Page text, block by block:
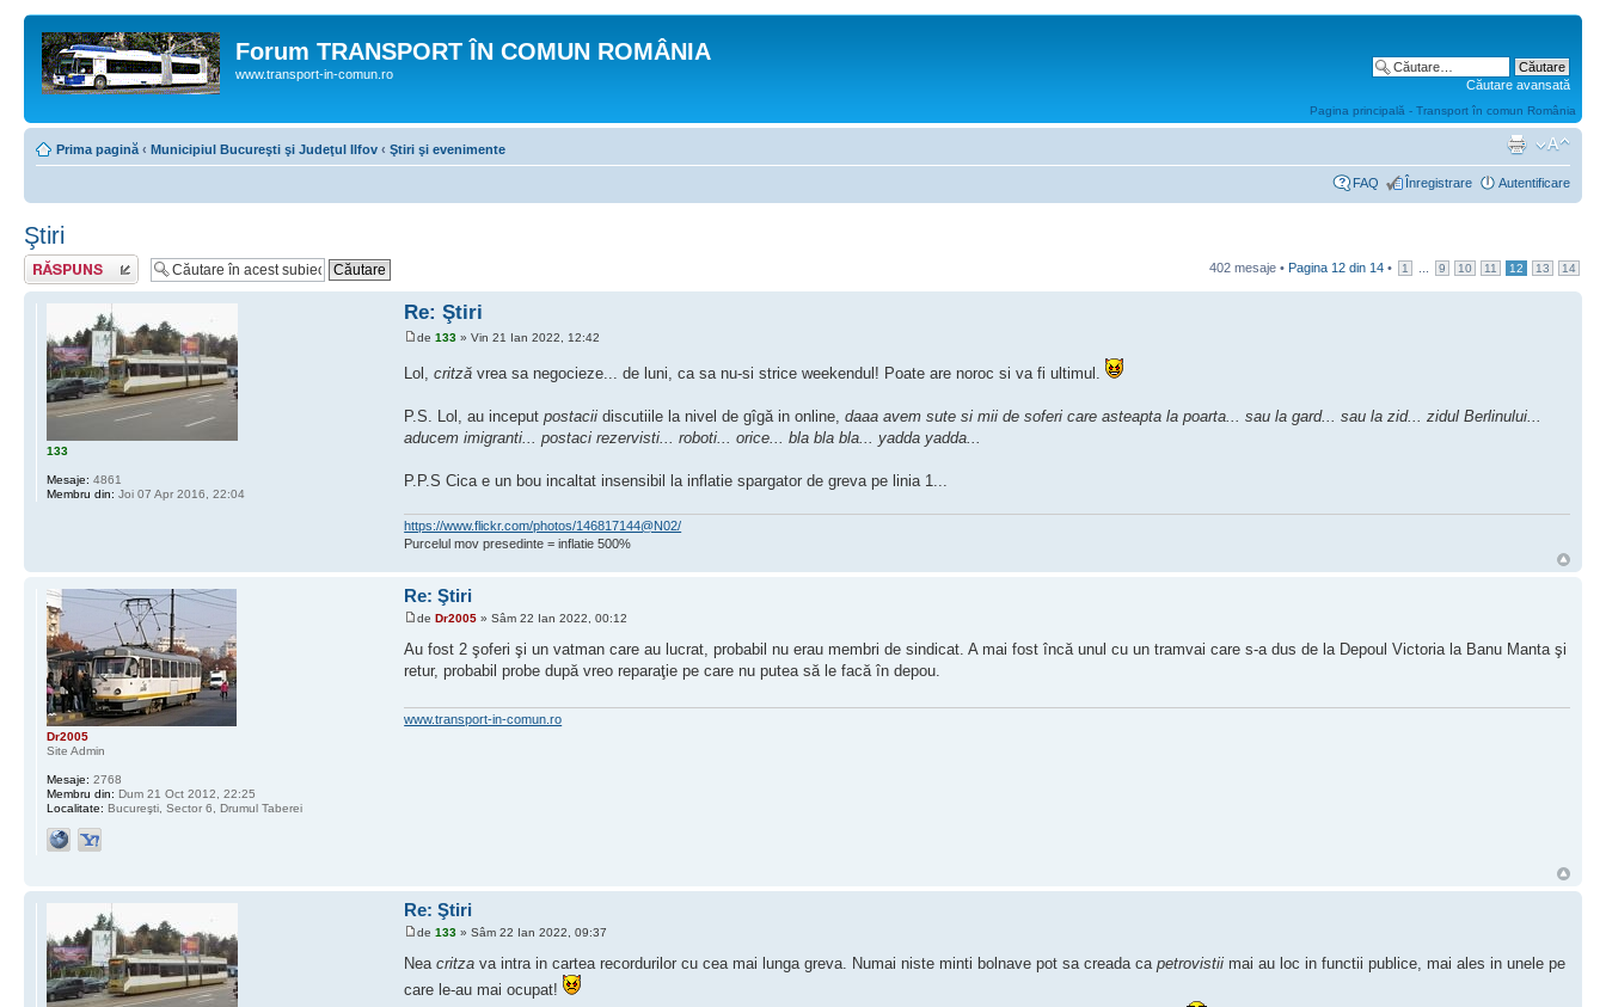
Forum TRANSPORT ÎN COMUN ROMÂNIA
www.transport-in-comun.ro
Căutare avansată
Pagina principală - Transport în comun România
Prima pagină ‹ Municipiul Bucureşti şi Judeţul Ilfov ‹ Ştiri şi evenimente
FAQ Înregistrare Autentificare
Ştiri
Răspunde 402 mesaje • Pagina 12 din 14 • 1 9 10 11 12 13 14
Re: Ştiri
de133 » Vin 21 Ian 2022, 12:42
Lol,critză vrea sa negocieze... de luni, ca sa nu-si strice weekendul! Poate are noroc si va fi ultimul.
P.S. Lol, au inceputpostacii discutiile la nivel de gîgă in online,daaa avem sute si mii de soferi care asteapta la poarta... sau la gard... sau la zid... zidul Berlinului...
aducem imigranti... postaci rezervisti... roboti... orice... bla bla bla... yadda yadda...
P.P.S Cica e un bou incaltat insensibil la inflatie spargator de greva pe linia 1...
https://www.flickr.com/photos/146817144@N02/
Purcelul mov presedinte = inflatie 500%
133
Mesaje: 4861
Membru din: Joi 07 Apr 2016, 22:04
Re: Ştiri
deDr2005 » Sâm 22 Ian 2022, 00:12
Au fost 2 şoferi şi un vatman care au lucrat, probabil nu erau membri de sindicat. A mai fost încă unul cu un tramvai care s-a dus de la Depoul Victoria la Banu Manta şi
retur, probabil probe după vreo reparaţie pe care nu putea să le facă în depou.
www.transport-in-comun.ro
Dr2005
Site Admin
Mesaje: 2768
Membru din: Dum 21 Oct 2012, 22:25
Localitate: Bucureşti, Sector 6, Drumul Taberei
Re: Ştiri
de133 » Sâm 22 Ian 2022, 09:37
Neacritza va intra in cartea recordurilor cu cea mai lunga greva. Numai niste minti bolnave pot sa creada capetrovistii mai au loc in functii publice, mai ales in unele pe
care le-au mai ocupat!